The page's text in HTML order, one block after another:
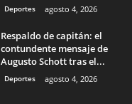
Deportes agosto 4, 2026
Respaldo de capitán: el
contundente mensaje de
Augusto Schott tras el...
Deportes agosto 4, 2026